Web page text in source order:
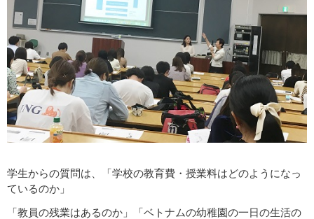
学生からの質問は、「学校の教育費・授業料はどのようになっ
ているのか」
「教員の残業はあるのか」「ベトナムの幼稚園の一日の生活の